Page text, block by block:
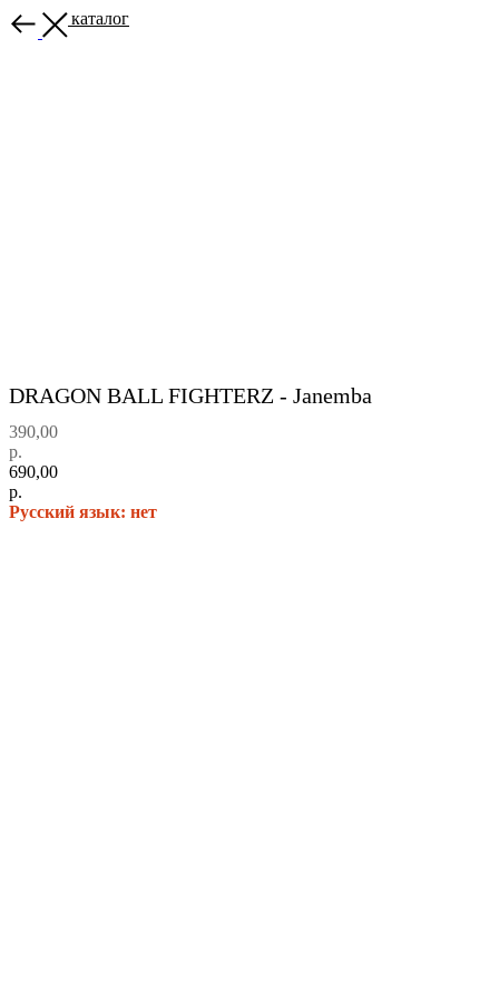
Назад в каталог
DRAGON BALL FIGHTERZ - Janemba
390,00
р.
690,00
р.
Русский язык: нет